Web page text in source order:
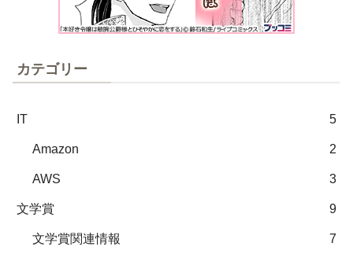
カテゴリー
IT 5
Amazon 2
AWS 3
文学賞 9
文学賞関連情報 7